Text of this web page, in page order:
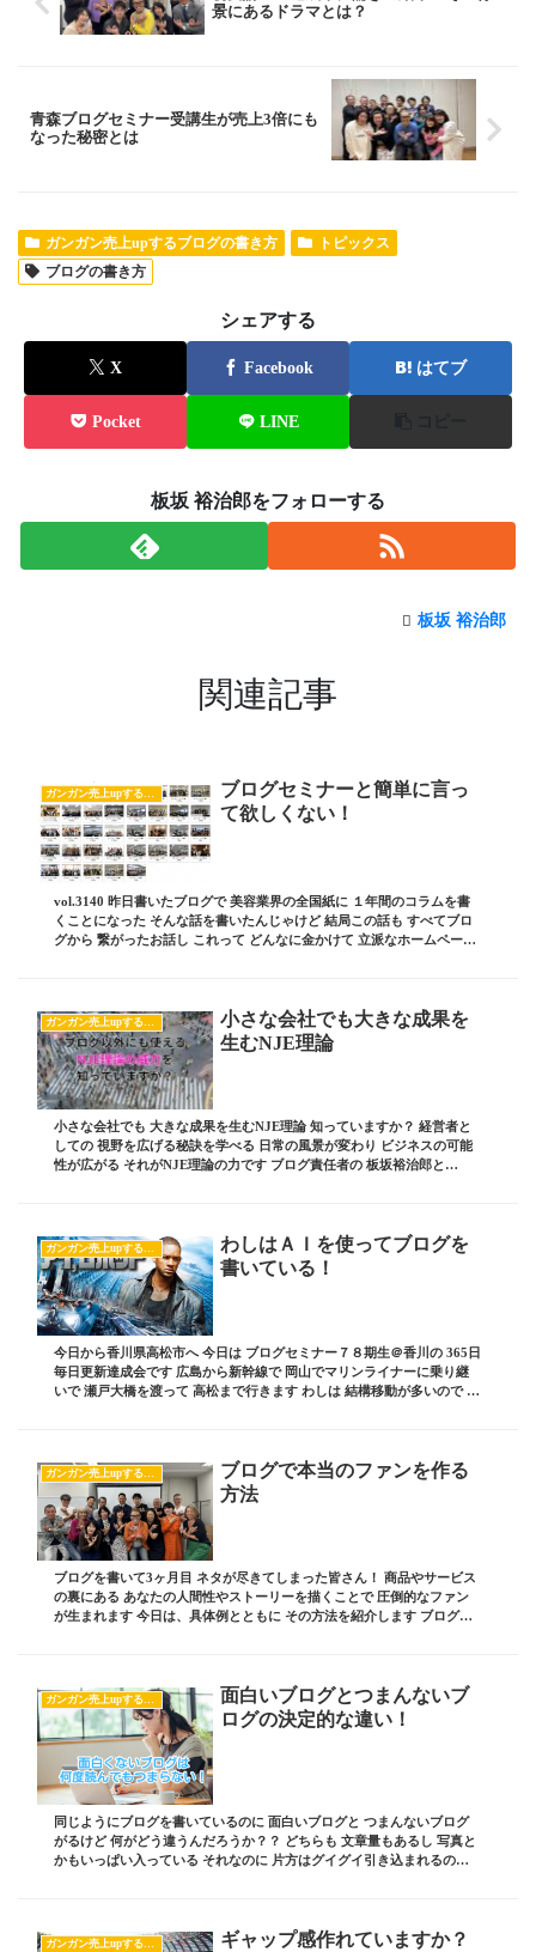
景にあるドラマとは？
青森ブログセミナー受講生が売上3倍にも
なった秘密とは
ガンガン売上upするブログの書き方
トピックス
ブログの書き方
シェアする
X Facebook はてブ
Pocket LINE
板坂 裕治郎をフォローする
板坂 裕治郎
関連記事
ガンガン売上upするブログの書き方
ブログセミナーと簡単に言っ
て欲しくない！
vol.3140 昨日書いたブログで 美容業界の全国紙に １年間のコラムを書
くことになった そんな話を書いたんじゃけど 結局この話も すべてブロ
グから 繋がったお話し これって どんなに金かけて 立派なホームページ
ガンガン売上upするブログの書き方
小さな会社でも大きな成果を
生むNJE理論
小さな会社でも 大きな成果を生むNJE理論 知っていますか？ 経営者と
しての 視野を広げる秘訣を学べる 日常の風景が変わり ビジネスの可能
性が広がる それがNJE理論の力です ブログ責任者の 板坂裕治郎と
ガンガン売上upするブログの書き方
わしはＡＩを使ってブログを
書いている！
今日から香川県高松市へ 今日は ブログセミナー７８期生＠香川の 365日
毎日更新達成会です 広島から新幹線で 岡山でマリンライナーに乗り継
いで 瀬戸大橋を渡って 高松まで行きます わしは 結構移動が多いので ブ
ガンガン売上upするブログの書き方
ブログで本当のファンを作る
方法
ブログを書いて3ヶ月目 ネタが尽きてしまった皆さん！ 商品やサービス
の裏にある あなたの人間性やストーリーを描くことで 圧倒的なファン
が生まれます 今日は、具体例とともに その方法を紹介します ブログ責
ガンガン売上upするブログの書き方
面白いブログとつまんないブ
ログの決定的な違い！
同じようにブログを書いているのに 面白いブログと つまんないブログ
がるけど 何がどう違うんだろうか？？ どちらも 文章量もあるし 写真と
かもいっぱい入っている それなのに 片方はグイグイ引き込まれるのに
ガンガン売上upするブログの書き方 ギャップ感作れていますか？